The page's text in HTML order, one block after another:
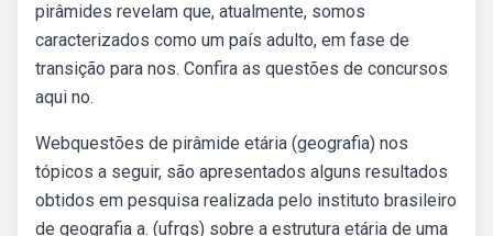
pirâmides revelam que, atualmente, somos
caracterizados como um país adulto, em fase de
transição para nos. Confira as questões de concursos
aqui no.
Webquestões de pirâmide etária (geografia) nos
tópicos a seguir, são apresentados alguns resultados
obtidos em pesquisa realizada pelo instituto brasileiro
de geografia a. (ufrgs) sobre a estrutura etária de uma